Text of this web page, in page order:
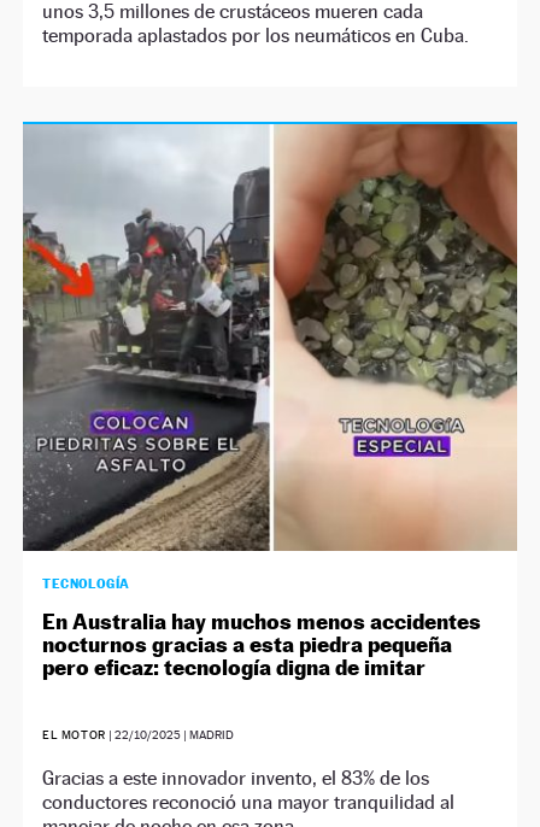
unos 3,5 millones de crustáceos mueren cada
temporada aplastados por los neumáticos en Cuba.
TECNOLOGÍA
En Australia hay muchos menos accidentes
nocturnos gracias a esta piedra pequeña
pero eficaz: tecnología digna de imitar
EL MOTOR | 22/10/2025| MADRID
Gracias a este innovador invento, el 83% de los
conductores reconoció una mayor tranquilidad al